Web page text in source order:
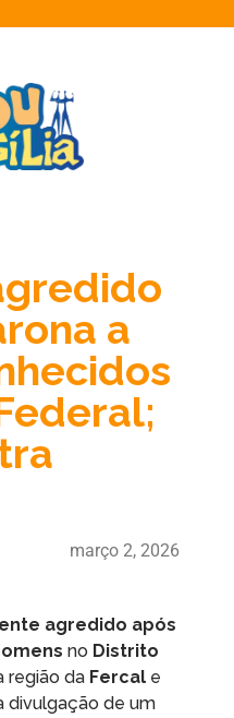
a
março 2, 2026
agredido após
no Distrito
região da Fercal e
divulgação de um